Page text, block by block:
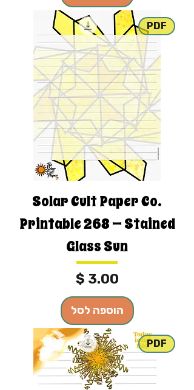
PDF
Solar Cult Paper Co.
Printable 268 — Stained
Glass Sun
מחיר
הוספה לסל
PDF